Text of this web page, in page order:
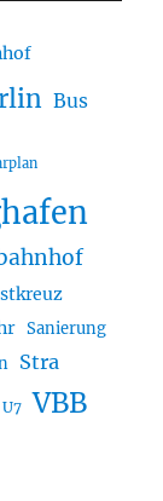
Bus
Sanierung
Stra
U7 VBB